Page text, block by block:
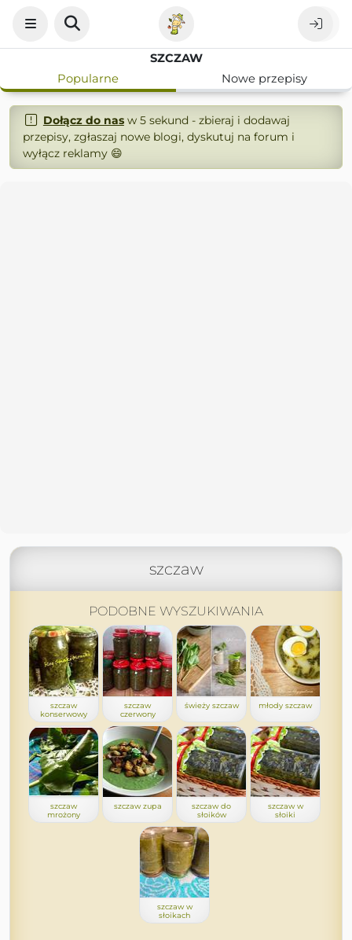
SZCZAW
Popularne
Nowe przepisy
Dołącz do nasw 5 sekund - zbieraj i dodawaj
przepisy, zgłaszaj nowe blogi, dyskutuj na forum i
wyłącz reklamy 😄
szczaw
PODOBNE WYSZUKIWANIA
szczaw
konserwowy
szczaw
czerwony
świeży szczaw młody szczaw
szczaw
mrożony
szczaw zupa
szczaw do
słoików
szczaw w
słoiki
szczaw w
słoikach